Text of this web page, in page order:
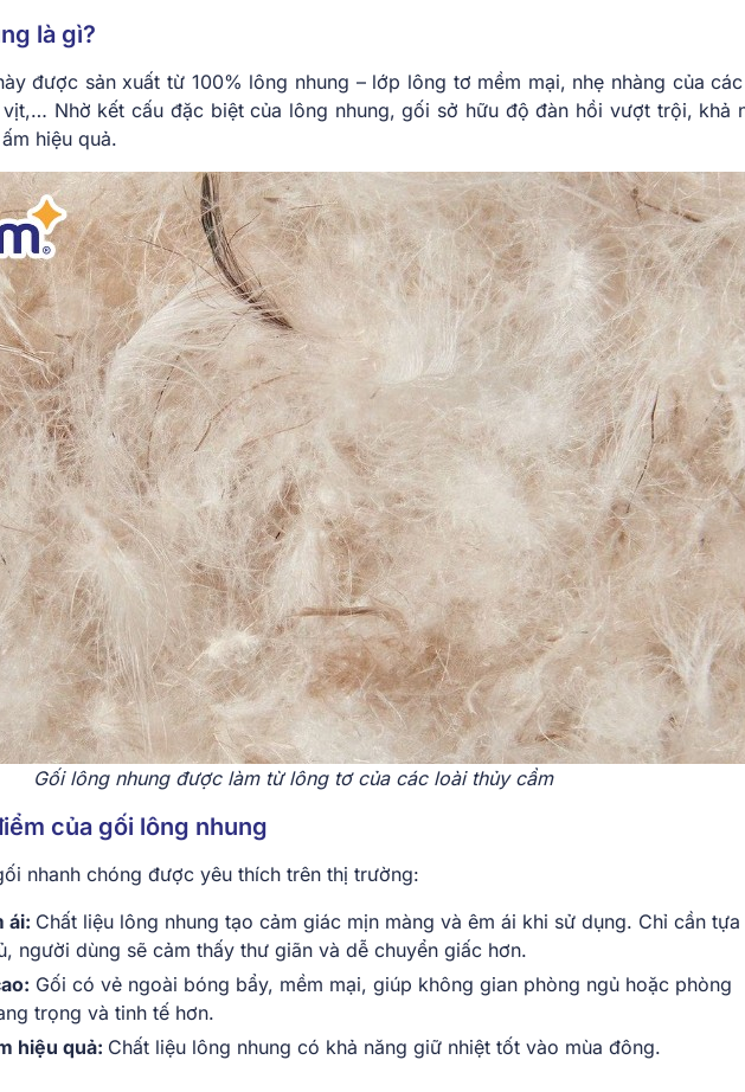
là gì?
được sản xuất từ 100% lông nhung – lớp lông tơ mềm mại, nhẹ nhàng của
Nhờ kết cấu đặc biệt của lông nhung, gối sở hữu độ đàn hồi vượt trội, khả
hiệu quả.
Gối lông nhung được làm từ lông tơ của các loài thủy cầm
của gối lông nhung
nhanh chóng được yêu thích trên thị trường:
ái: Chất liệu lông nhung tạo cảm giác mịn màng và êm ái khi sử dụng. Chỉ cần tựa
người dùng sẽ cảm thấy thư giãn và dễ chuyển giấc hơn.
Gối có vẻ ngoài bóng bẩy, mềm mại, giúp không gian phòng ngủ hoặc phòng
trọng và tinh tế hơn.
hiệu quả: Chất liệu lông nhung có khả năng giữ nhiệt tốt vào mùa đông.